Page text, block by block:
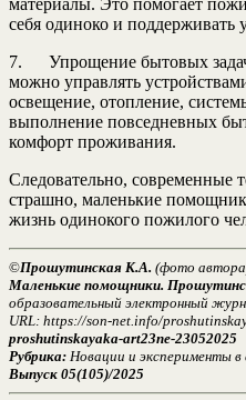
себя одиноко и поддерживать
7. Упрощение бытовых
можно управлять
освещение, отопление,
выполнение повседневных
комфорт проживания.
Следовательно, современные
страшно, маленькие
жизнь одинокого пожилого
©Прошутинская К.А. (фото
Маленькие помощники.
образовательный электронный
URL: https://son-net.info/
proshutinskayaka-art23ne-23052025
Рубрика: Новации и эксперименты
Выпуск 05(105)/2025